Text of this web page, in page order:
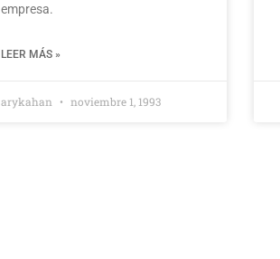
empresa.
LEER MÁS »
arykahan noviembre 1, 1993